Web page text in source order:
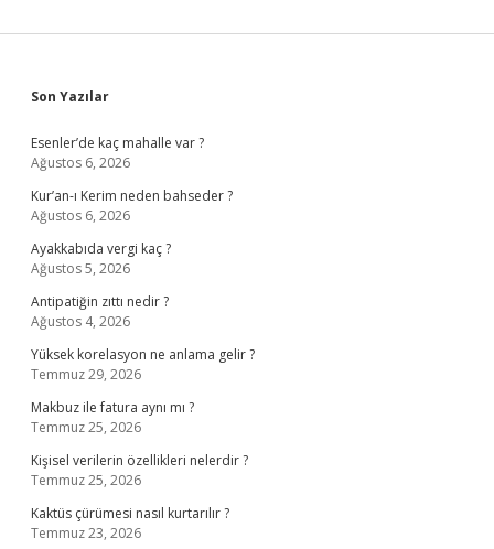
Sidebar
Son Yazılar
Esenler’de kaç mahalle var ?
Ağustos 6, 2026
Kur’an-ı Kerim neden bahseder ?
Ağustos 6, 2026
Ayakkabıda vergi kaç ?
Ağustos 5, 2026
Antipatiğin zıttı nedir ?
Ağustos 4, 2026
Yüksek korelasyon ne anlama gelir ?
Temmuz 29, 2026
Makbuz ile fatura aynı mı ?
Temmuz 25, 2026
Kişisel verilerin özellikleri nelerdir ?
Temmuz 25, 2026
Kaktüs çürümesi nasıl kurtarılır ?
Temmuz 23, 2026